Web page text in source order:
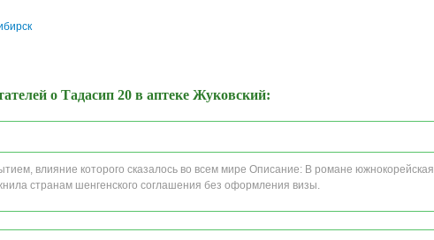
о Тадасип 20 в аптеке Жуковский:
влияние которого сказалось во всем мире Описание: В романе южнокорейская
странам шенгенского соглашения без оформления визы.